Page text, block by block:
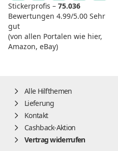
Stickerprofis – 75.036
Bewertungen 4.99/5.00 Sehr
gut
(von allen Portalen wie hier,
Amazon, eBay)
Alle Hilfthemen
Lieferung
Kontakt
Cashback-Aktion
Vertrag widerrufen